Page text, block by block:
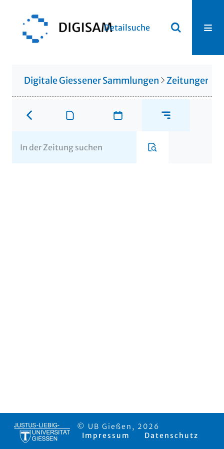
Detailsuche
Digitale Giessener Sammlungen Zeitungen
© UB Gießen, 2026
Impressum
Datenschutz